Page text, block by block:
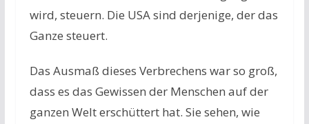
wird, steuern. Die USA sind derjenige, der das
Ganze steuert.
Das Ausmaß dieses Verbrechens war so groß,
dass es das Gewissen der Menschen auf der
ganzen Welt erschüttert hat. Sie sehen, wie